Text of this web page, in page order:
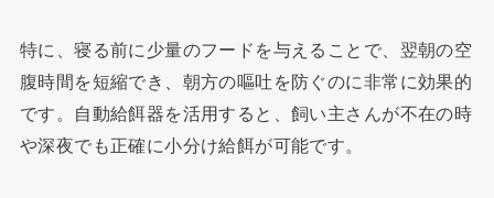
特に、寝る前に少量のフードを与えることで、翌朝の空
腹時間を短縮でき、朝方の嘔吐を防ぐのに非常に効果的
です。自動給餌器を活用すると、飼い主さんが不在の時
や深夜でも正確に小分け給餌が可能です。